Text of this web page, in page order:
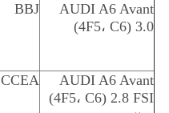
AUDI A6 Avant
(4F5، C6) 3.0
BBJ
AUDI A6 Avant
(4F5، C6) 2.8 FSI
CCEA